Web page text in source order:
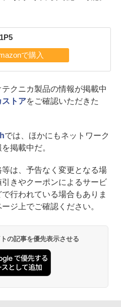
クニカ製品の情報が掲載中
ストアをご確認いただきた
では、ほかにもネットワーク
掲載中だ。
は、予告なく変更となる場
きやクーポンによるサービ
行われている場合もありま
ジ上でご確認ください。
の記事を優先表示させる